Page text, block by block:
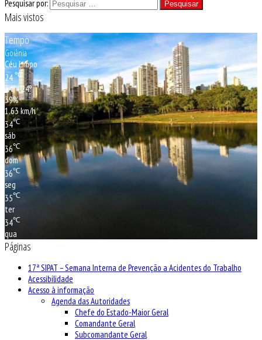
Pesquisar por:
Mais vistos
Tempo
Goiânia
Céu Limpo
24℃
34º - 24º
39%
1.63 km/h
34℃
sáb
36℃
dom
36℃
seg
35℃
ter
34℃
qua
Páginas
17ª SIPAT – Semana Interna de Prevenção a Acidentes do Trabalho
Acessibilidade
Acesso à informação
Agenda das Autoridades
Chefe do Estado-Maior Geral
Comandante Geral
Subcomandante Geral